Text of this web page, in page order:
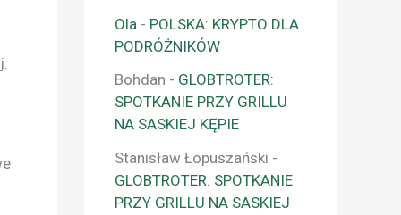
Ola - POLSKA: KRYPTO DLA
PODRÓŻNIKÓW
Bohdan - GLOBTROTER:
SPOTKANIE PRZY GRILLU
NA SASKIEJ KĘPIE
Stanisław Łopuszański -
GLOBTROTER: SPOTKANIE
PRZY GRILLU NA SASKIEJ